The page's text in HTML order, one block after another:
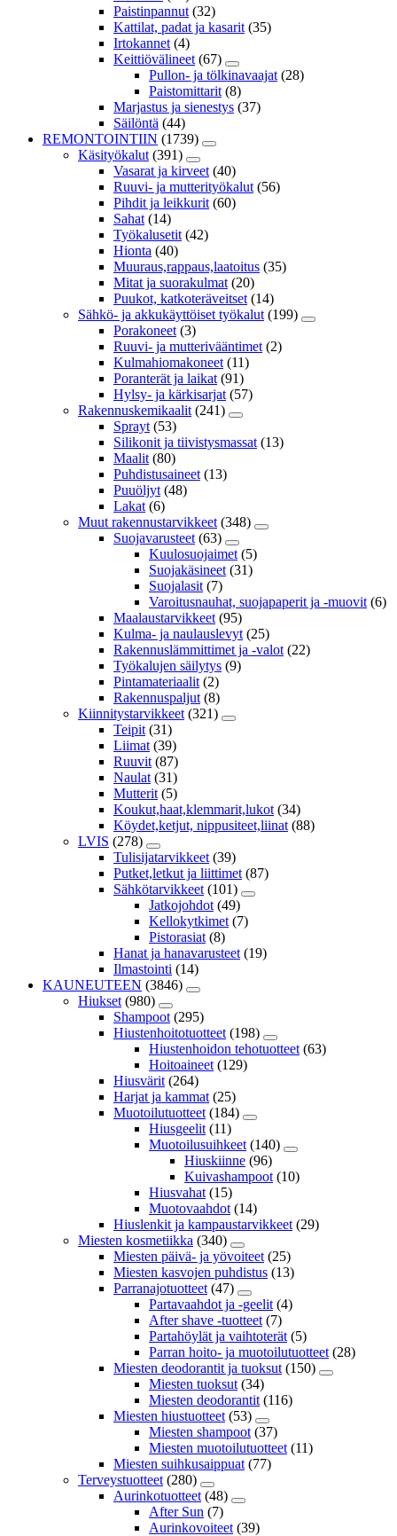
Paistinpannut (32)
Kattilat, padat ja kasarit (35)
Irtokannet (4)
Keittiövälineet (67)
Pullon- ja tölkinavaajat (28)
Paistomittarit (8)
Marjastus ja sienestys (37)
Säilöntä (44)
REMONTOINTIIN (1739)
Käsityökalut (391)
Vasarat ja kirveet (40)
Ruuvi- ja mutterityökalut (56)
Pihdit ja leikkurit (60)
Sahat (14)
Työkalusetit (42)
Hionta (40)
Muuraus,rappaus,laatoitus (35)
Mitat ja suorakulmat (20)
Puukot, katkoteräveitset (14)
Sähkö- ja akkukäyttöiset työkalut (199)
Porakoneet (3)
Ruuvi- ja mutterivääntimet (2)
Kulmahiomakoneet (11)
Poranterät ja laikat (91)
Hylsy- ja kärkisarjat (57)
Rakennuskemikaalit (241)
Sprayt (53)
Silikonit ja tiivistysmassat (13)
Maalit (80)
Puhdistusaineet (13)
Puuöljyt (48)
Lakat (6)
Muut rakennustarvikkeet (348)
Suojavarusteet (63)
Kuulosuojaimet (5)
Suojakäsineet (31)
Suojalasit (7)
Varoitusnauhat, suojapaperit ja -muovit (6)
Maalaustarvikkeet (95)
Kulma- ja naulauslevyt (25)
Rakennuslämmittimet ja -valot (22)
Työkalujen säilytys (9)
Pintamateriaalit (2)
Rakennuspaljut (8)
Kiinnitystarvikkeet (321)
Teipit (31)
Liimat (39)
Ruuvit (87)
Naulat (31)
Mutterit (5)
Koukut,haat,klemmarit,lukot (34)
Köydet,ketjut, nippusiteet,liinat (88)
LVIS (278)
Tulisijatarvikkeet (39)
Putket,letkut ja liittimet (87)
Sähkötarvikkeet (101)
Jatkojohdot (49)
Kellokytkimet (7)
Pistorasiat (8)
Hanat ja hanavarusteet (19)
Ilmastointi (14)
KAUNEUTEEN (3846)
Hiukset (980)
Shampoot (295)
Hiustenhoitotuotteet (198)
Hiustenhoidon tehotuotteet (63)
Hoitoaineet (129)
Hiusvärit (264)
Harjat ja kammat (25)
Muotoilutuotteet (184)
Hiusgeelit (11)
Muotoilusuihkeet (140)
Hiuskiinne (96)
Kuivashampoot (10)
Hiusvahat (15)
Muotovaahdot (14)
Hiuslenkit ja kampaustarvikkeet (29)
Miesten kosmetiikka (340)
Miesten päivä- ja yövoiteet (25)
Miesten kasvojen puhdistus (13)
Parranajotuotteet (47)
Partavaahdot ja -geelit (4)
After shave -tuotteet (7)
Partahöylät ja vaihtoterät (5)
Parran hoito- ja muotoilutuotteet (28)
Miesten deodorantit ja tuoksut (150)
Miesten tuoksut (34)
Miesten deodorantit (116)
Miesten hiustuotteet (53)
Miesten shampoot (37)
Miesten muotoilutuotteet (11)
Miesten suihkusaippuat (77)
Terveystuotteet (280)
Aurinkotuotteet (48)
After Sun (7)
Aurinkovoiteet (39)